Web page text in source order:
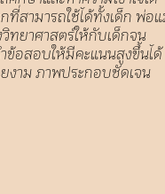
ที่สามารถใช้ได้ทั้งเด็ก พ่อ
ทยาศาสตร์ให้กับเด็กจน
ข้อสอบให้มีคะแนนสูงขึ้นได้
งาม ภาพประกอบชัดเจน